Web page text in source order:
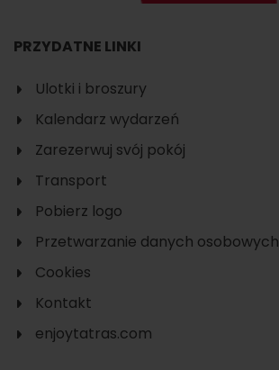
PRZYDATNE LINKI
Ulotki i broszury
Kalendarz wydarzeń
Zarezerwuj svój pokój
Transport
Pobierz logo
Przetwarzanie danych osobowych
Cookies
Kontakt
enjoytatras.com